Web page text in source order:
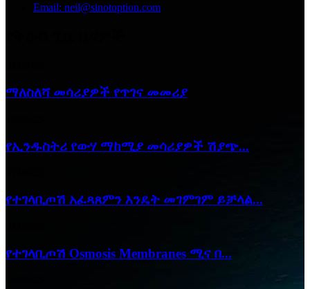
Email: neil@sinotoption.com
ማለስለሻ መሳሪያዎች የጥገና መመሪያ
የኢንዱስትሪ የውሃ ማከሚያ መሳሪያዎች ሽያጭ...
የተገላቢጦሽ አፈጻጸምን እንዴት መገምገም ይቻላል...
የተገላቢጦሽ Osmosis Membranes ሚና በ...